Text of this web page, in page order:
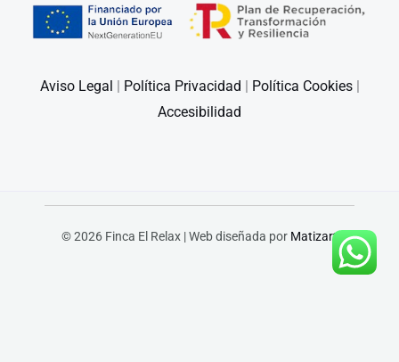
Aviso Legal | Política Privacidad | Política Cookies|
Accesibilidad
© 2026 Finca El Relax | Web diseñada por Matizart